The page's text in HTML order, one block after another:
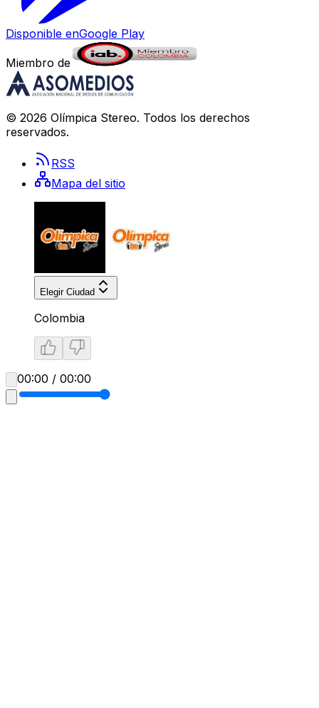
Disponible enGoogle Play
Miembro de
© 2026 Olímpica Stereo. Todos los derechos
reservados.
RSS
Mapa del sitio
Elegir Ciudad
Colombia
00:00 / 00:00